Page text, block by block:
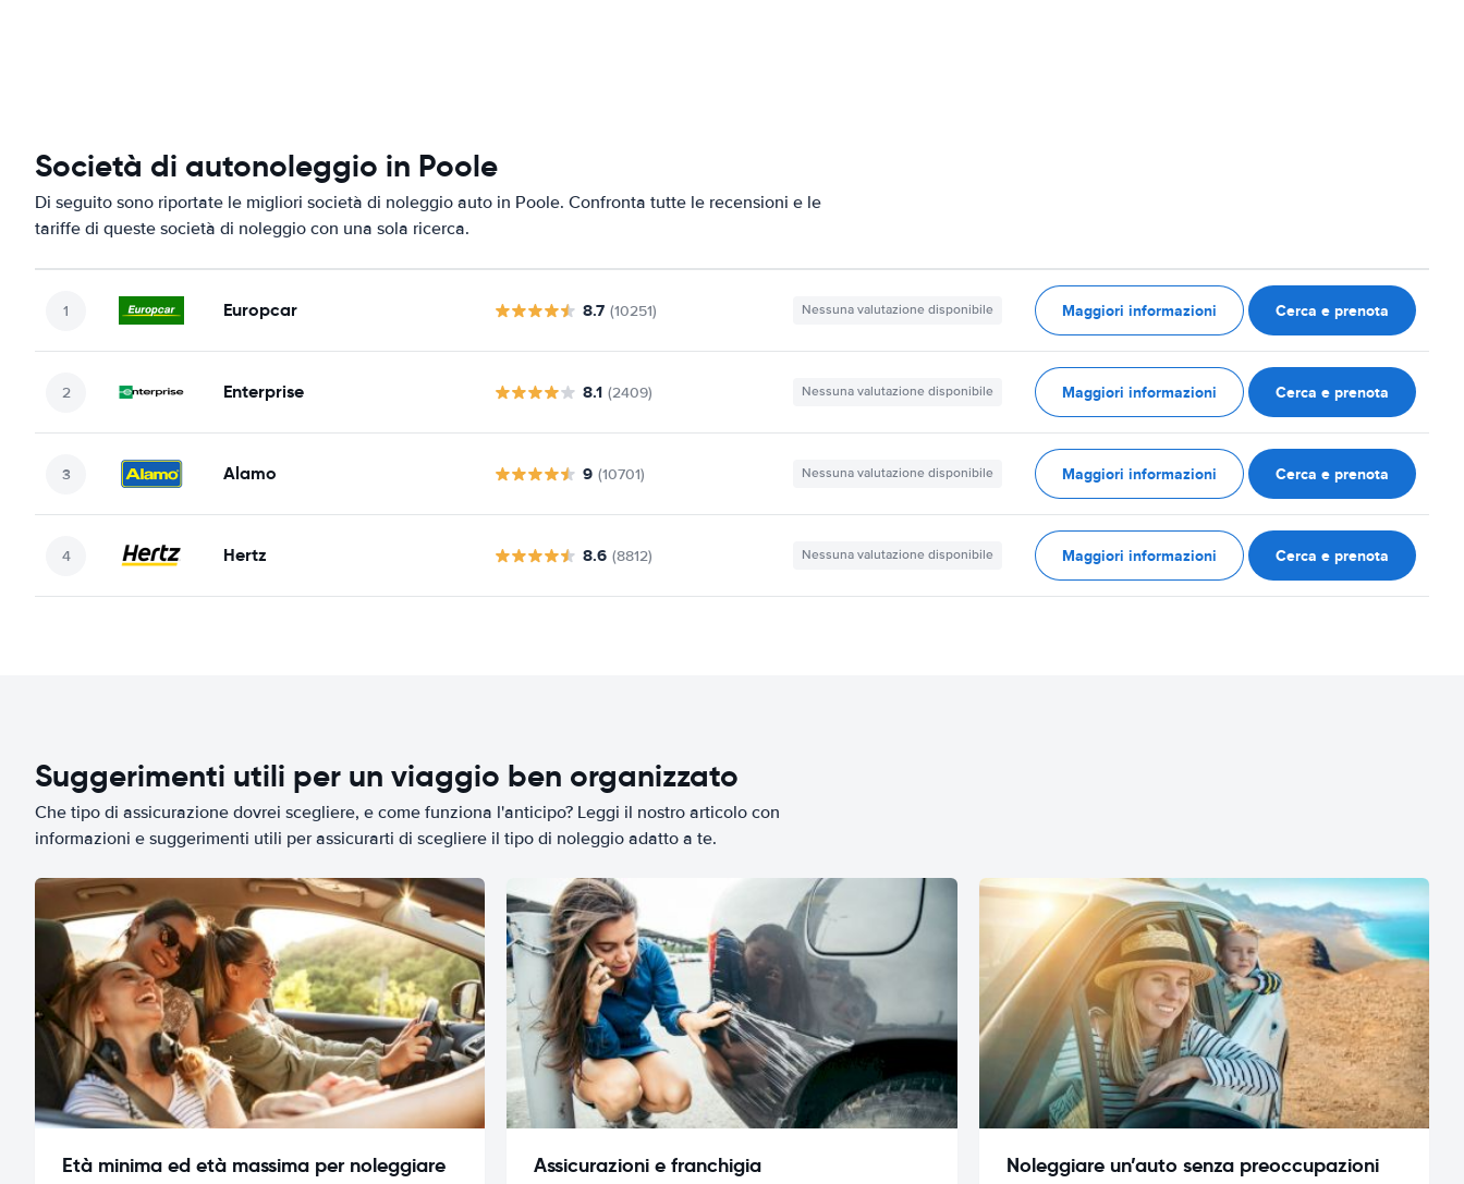
Società di autonoleggio in Poole
Di seguito sono riportate le migliori società di noleggio auto in Poole. Confronta tutte le recensioni e le
tariffe di queste società di noleggio con una sola ricerca.
Europcar 8.7 (10251) Nessuna valutazione disponibile Maggiori informazioni Cerca e prenota
Enterprise 8.1 (2409) Nessuna valutazione disponibile Maggiori informazioni Cerca e prenota
Alamo 9 (10701) Nessuna valutazione disponibile Maggiori informazioni Cerca e prenota
Hertz 8.6 (8812) Nessuna valutazione disponibile Maggiori informazioni Cerca e prenota
Suggerimenti utili per un viaggio ben organizzato
Che tipo di assicurazione dovrei scegliere, e come funziona l'anticipo? Leggi il nostro articolo con
informazioni e suggerimenti utili per assicurarti di scegliere il tipo di noleggio adatto a te.
Età minima ed età massima per noleggiare
Assicurazioni e franchigia Noleggiare un’auto senza preoccupazioni